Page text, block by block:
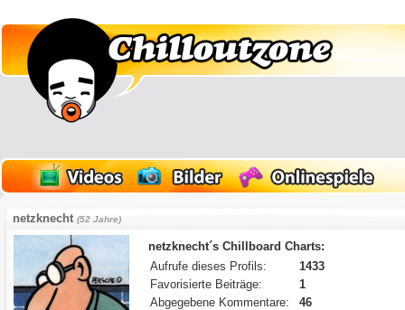
netzknecht(52 Jahre)
netzknecht´s Chillboard Charts:
Aufrufe dieses Profils:
1433
Favorisierte Beiträge:
1
Abgegebene Kommentare:
46